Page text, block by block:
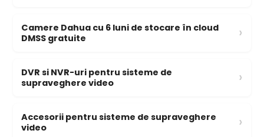
Camere Dahua cu 6 luni de stocare în cloud
DMSS gratuite
›
DVR si NVR-uri pentru sisteme de
supraveghere video
›
Accesorii pentru sisteme de supraveghere
video
›